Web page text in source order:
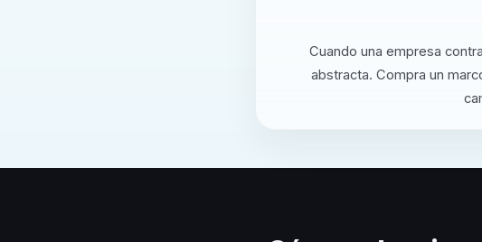
Cuando una empresa
abstracta. Compra un